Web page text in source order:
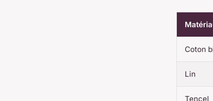
Coton
Lin
Tencel